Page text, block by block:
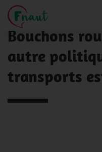
Panneau de gestion des cookies
NOS ACTUALITÉS
Bouchons
autre
transports